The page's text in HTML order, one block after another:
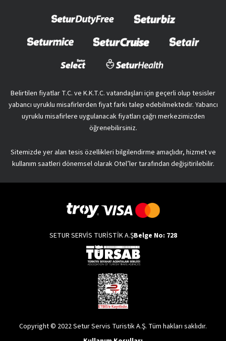
Belirtilen fiyatlar T.C. ve K.K.T.C. vatandaşları için geçerli olup tesisler
yabancı uyruklu misafirlerden fiyat farkı talep edebilmektedir. Yabancı
uyruklu misafirlere uygulanacak fiyatları çağrı merkezimizden
öğrenebilirsiniz.
Sitemizde yer alan tesis özellikleri bilgilendirme amaçlıdır, hizmet ve
kullanım saatleri dönemsel olarak Otel’ler tarafından değişitirilebilir.
SETUR SERVİS TURİSTİK A.ŞBelge No: 728
Copyright © 2022 Setur Servis Turistik A.Ş. Tüm hakları saklıdır.